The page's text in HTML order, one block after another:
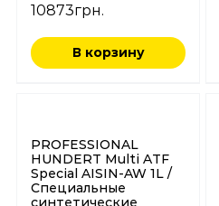
10873грн.
В корзину
PROFESSIONAL
HUNDERT Multi ATF
Special AISIN-AW 1L /
Специальные
синтетические